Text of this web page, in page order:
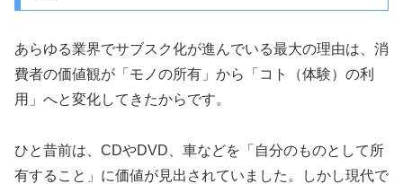
あらゆる業界でサブスク化が進んでいる最大の理由は、消
費者の価値観が「モノの所有」から「コト（体験）の利
用」へと変化してきたからです。
ひと昔前は、CDやDVD、車などを「自分のものとして所
有すること」に価値が見出されていました。しかし現代で